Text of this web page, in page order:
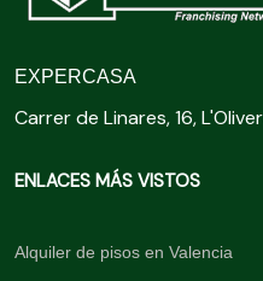
EXPERCASA
Carrer de Linares, 16,
ENLACES MÁS VISTOS
Alquiler de pisos en Valencia